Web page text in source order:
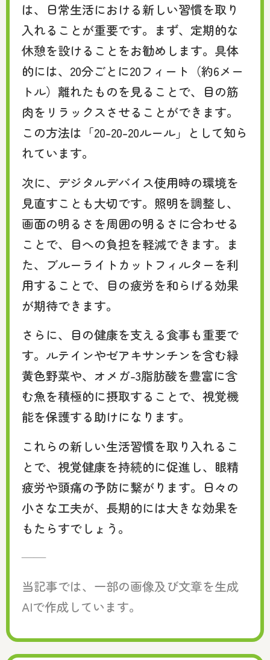
は、日常生活における新しい習慣を取り
入れることが重要です。まず、定期的な
休憩を設けることをお勧めします。具体
的には、20分ごとに20フィート（約6メー
トル）離れたものを見ることで、目の筋
肉をリラックスさせることができます。
この方法は「20-20-20ルール」として知ら
れています。
次に、デジタルデバイス使用時の環境を
見直すことも大切です。照明を調整し、
画面の明るさを周囲の明るさに合わせる
ことで、目への負担を軽減できます。ま
た、ブルーライトカットフィルターを利
用することで、目の疲労を和らげる効果
が期待できます。
さらに、目の健康を支える食事も重要で
す。ルテインやゼアキサンチンを含む緑
黄色野菜や、オメガ-3脂肪酸を豊富に含
む魚を積極的に摂取することで、視覚機
能を保護する助けになります。
これらの新しい生活習慣を取り入れるこ
とで、視覚健康を持続的に促進し、眼精
疲労や頭痛の予防に繋がります。日々の
小さな工夫が、長期的には大きな効果を
もたらすでしょう。
——
当記事では、一部の画像及び文章を生成
AIで作成しています。